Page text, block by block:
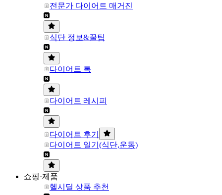
전문가 다이어트 매거진
식단 정보&꿀팁
다이어트 톡
다이어트 레시피
다이어트 후기
다이어트 일기(식단,운동)
쇼핑·제품
헬시딜 상품 추천